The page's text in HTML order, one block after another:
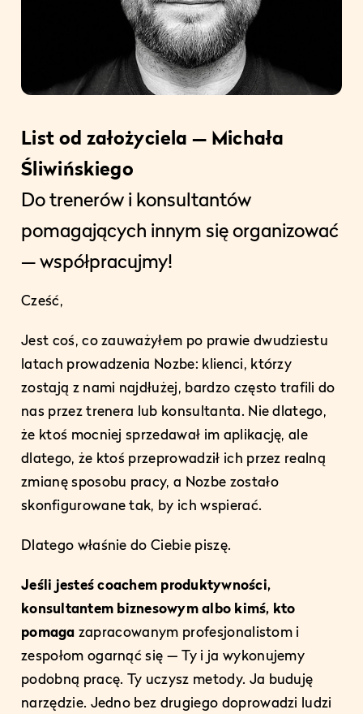
List od założyciela — Michała
Śliwińskiego
Do trenerów i konsultantów
pomagających innym się organizować
— współpracujmy!
Cześć,
Jest coś, co zauważyłem po prawie dwudziestu
latach prowadzenia Nozbe: klienci, którzy
zostają z nami najdłużej, bardzo często trafili do
nas przez trenera lub konsultanta. Nie dlatego,
że ktoś mocniej sprzedawał im aplikację, ale
dlatego, że ktoś przeprowadził ich przez realną
zmianę sposobu pracy, a Nozbe zostało
skonfigurowane tak, by ich wspierać.
Dlatego właśnie do Ciebie piszę.
Jeśli jesteś coachem produktywności,
konsultantem biznesowym albo kimś, kto
pomaga zapracowanym profesjonalistom i
zespołom ogarnąć się — Ty i ja wykonujemy
podobną pracę. Ty uczysz metody. Ja buduję
narzędzie. Jedno bez drugiego doprowadzi ludzi